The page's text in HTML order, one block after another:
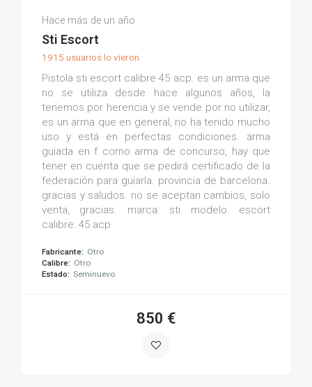
Oscar O.
Hace más de un año
Sti Escort
1915 usuarios lo vieron
Pistola sti escort calibre 45 acp. es un arma que
no se utiliza desde hace algunos años, la
tenemos por herencia y se vende por no utilizar,
es un arma que en general, no ha tenido mucho
uso y está en perfectas condiciones. arma
guiada en f como arma de concurso, hay que
tener en cuenta que se pedirá certificado de la
federación para guiarla. provincia de barcelona.
gracias y saludos. no se aceptan cambios, solo
venta, gracias. marca: sti modelo: escort
calibre: 45 acp
Fabricante: Otro
Calibre: Otro
Estado: Seminuevo
850 €